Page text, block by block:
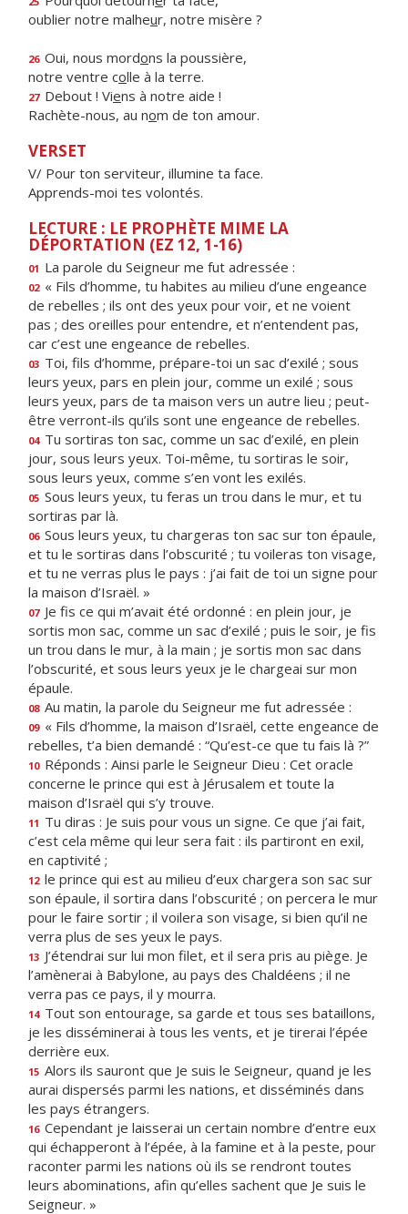
oublier notre malheur, notre misère ?
26 Oui, nous mordons la poussière,
notre ventre colle à la terre.
27 Debout ! Viens à notre aide !
Rachète-nous, au nom de ton amour.
VERSET
V/ Pour ton serviteur, illumine ta face.
Apprends-moi tes volontés.
LECTURE : LE PROPHÈTE MIME LA
DÉPORTATION (EZ 12, 1-16)
01 La parole du Seigneur me fut adressée :
02 « Fils d’homme, tu habites au milieu d’une engeance
de rebelles ; ils ont des yeux pour voir, et ne voient
pas ; des oreilles pour entendre, et n’entendent pas,
car c’est une engeance de rebelles.
03 Toi, fils d’homme, prépare-toi un sac d’exilé ; sous
leurs yeux, pars en plein jour, comme un exilé ; sous
leurs yeux, pars de ta maison vers un autre lieu ; peut-
être verront-ils qu’ils sont une engeance de rebelles.
04 Tu sortiras ton sac, comme un sac d’exilé, en plein
jour, sous leurs yeux. Toi-même, tu sortiras le soir,
sous leurs yeux, comme s’en vont les exilés.
05 Sous leurs yeux, tu feras un trou dans le mur, et tu
sortiras par là.
06 Sous leurs yeux, tu chargeras ton sac sur ton épaule,
et tu le sortiras dans l’obscurité ; tu voileras ton visage,
et tu ne verras plus le pays : j’ai fait de toi un signe pour
la maison d’Israël. »
07 Je fis ce qui m’avait été ordonné : en plein jour, je
sortis mon sac, comme un sac d’exilé ; puis le soir, je fis
un trou dans le mur, à la main ; je sortis mon sac dans
l’obscurité, et sous leurs yeux je le chargeai sur mon
épaule.
08 Au matin, la parole du Seigneur me fut adressée :
09 « Fils d’homme, la maison d’Israël, cette engeance de
rebelles, t’a bien demandé : “Qu’est-ce que tu fais là ?”
10 Réponds : Ainsi parle le Seigneur Dieu : Cet oracle
concerne le prince qui est à Jérusalem et toute la
maison d’Israël qui s’y trouve.
11 Tu diras : Je suis pour vous un signe. Ce que j’ai fait,
c’est cela même qui leur sera fait : ils partiront en exil,
en captivité ;
12 le prince qui est au milieu d’eux chargera son sac sur
son épaule, il sortira dans l’obscurité ; on percera le mur
pour le faire sortir ; il voilera son visage, si bien qu’il ne
verra plus de ses yeux le pays.
13 J’étendrai sur lui mon filet, et il sera pris au piège. Je
l’amènerai à Babylone, au pays des Chaldéens ; il ne
verra pas ce pays, il y mourra.
14 Tout son entourage, sa garde et tous ses bataillons,
je les disséminerai à tous les vents, et je tirerai l’épée
derrière eux.
15 Alors ils sauront que Je suis le Seigneur, quand je les
aurai dispersés parmi les nations, et disséminés dans
les pays étrangers.
16 Cependant je laisserai un certain nombre d’entre eux
qui échapperont à l’épée, à la famine et à la peste, pour
raconter parmi les nations où ils se rendront toutes
leurs abominations, afin qu’elles sachent que Je suis le
Seigneur. »